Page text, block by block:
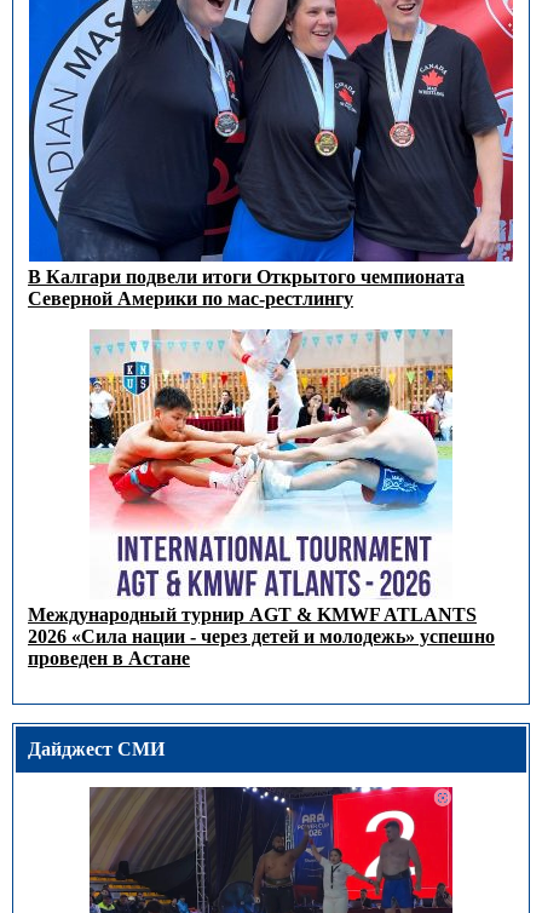
В Калгари подвели итоги Открытого чемпионата
Северной Америки по мас-рестлингу
Международный турнир AGT & KMWF ATLANTS
2026 «Сила нации - через детей и молодежь» успешно
проведен в Астане
Дайджест СМИ